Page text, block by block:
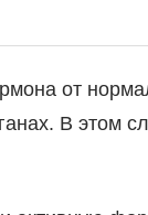
от
В этом